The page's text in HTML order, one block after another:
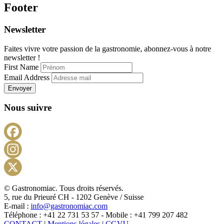
Footer
Newsletter
Faites vivre votre passion de la gastronomie, abonnez-vous à notre
newsletter !
First Name
Email Address
Envoyer
Nous suivre
X
© Gastronomiac. Tous droits réservés.
5, rue du Prieuré CH - 1202 Genève / Suisse
E-mail : info@gastronomiac.com
Téléphone : +41 22 731 53 57 - Mobile : +41 799 207 482